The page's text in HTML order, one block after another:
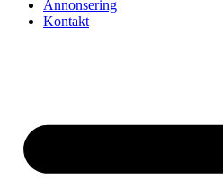
Annonsering
Kontakt